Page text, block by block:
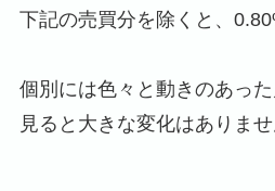
下記の売買分を除くと、
個別には色々と動きのあっ
見ると大きな変化はありませ